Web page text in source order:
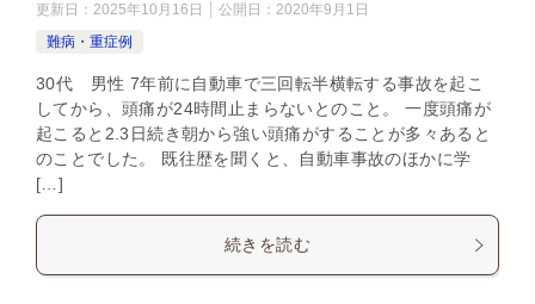
更新日： 2025年10月16日 公開日： 2020年9月1日
難病・重症例
30代 男性 7年前に自動車で三回転半横転する事故を起こ
してから、頭痛が24時間止まらないとのこと。 一度頭痛が
起こると2.3日続き朝から強い頭痛がすることが多々あると
のことでした。 既往歴を聞くと、自動車事故のほかに学
[…]
続きを読む